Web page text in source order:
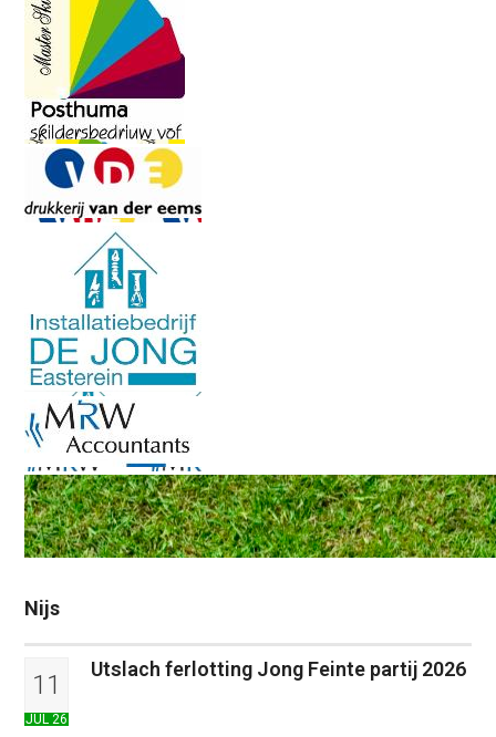
Nijs
11
JUL 26
Utslach ferlotting Jong Feinte partij 2026